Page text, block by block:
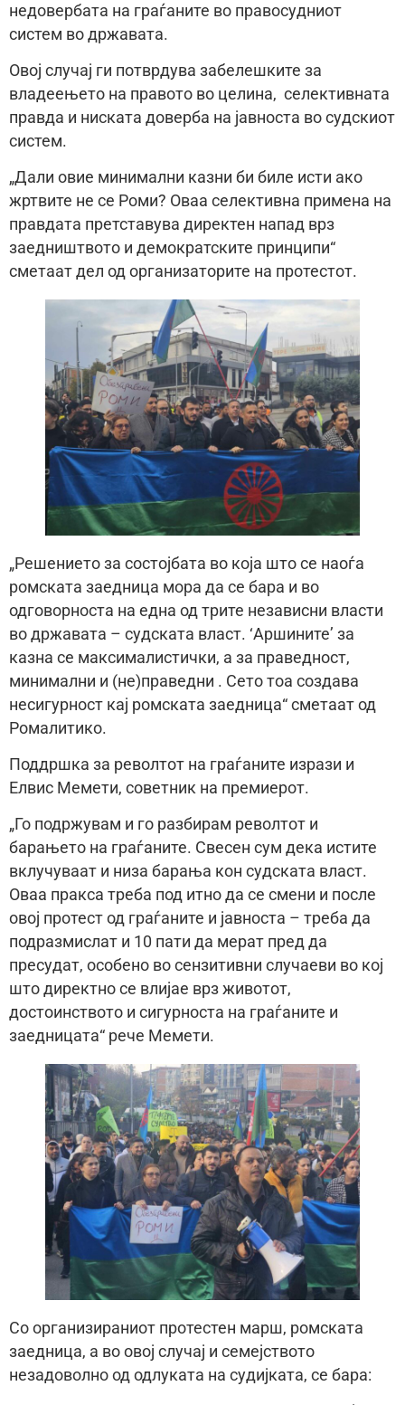
недовербата на граѓаните во правосудниот
систем во државата.
Овој случај ги потврдува забелешките за
владеењето на правото во целина, селективната
правда и ниската доверба на јавноста во судскиот
систем.
„Дали овие минимални казни би биле исти ако
жртвите не се Роми? Оваа селективна примена на
правдата претставува директен напад врз
заедништвото и демократските принципи“
сметаат дел од организаторите на протестот.
„Решението за состојбата во која што се наоѓа
ромската заедница мора да се бара и во
одговорноста на една од трите независни власти
во државата – судската власт. ‘Аршините’ за
казна се максималистички, а за праведност,
минимални и (не)праведни . Сето тоа создава
несигурност кај ромската заедница“ сметаат од
Ромалитико.
Поддршка за револтот на граѓаните изрази и
Елвис Мемети, советник на премиерот.
„Го подржувам и го разбирам револтот и
барањето на граѓаните. Свесен сум дека истите
вклучуваат и низа барања кон судската власт.
Оваа пракса треба под итно да се смени и после
овој протест од граѓаните и јавноста – треба да
подразмислат и 10 пати да мерат пред да
пресудат, особено во сензитивни случаеви во кој
што директно се влијае врз животот,
достоинството и сигурноста на граѓаните и
заедницата“ рече Мемети.
Со организираниот протестен марш, ромската
заедница, а во овој случај и семејството
незадоволно од одлуката на судијката, се бара: